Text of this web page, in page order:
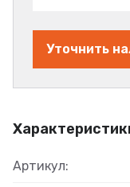
Артикул:
Уточнить